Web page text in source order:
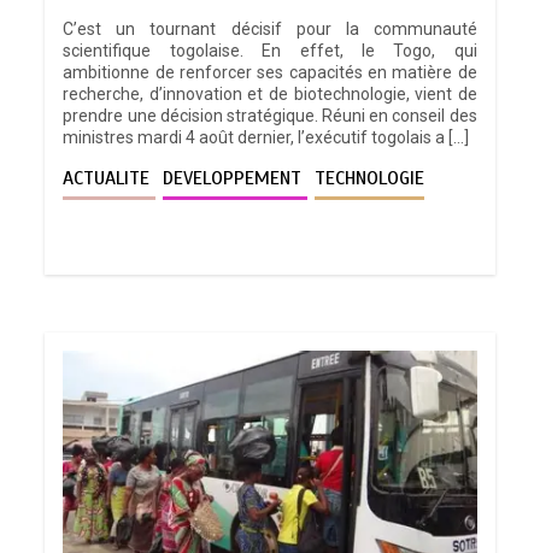
C’est un tournant décisif pour la communauté
scientifique togolaise. En effet, le Togo, qui
ambitionne de renforcer ses capacités en matière de
recherche, d’innovation et de biotechnologie, vient de
prendre une décision stratégique. Réuni en conseil des
ministres mardi 4 août dernier, l’exécutif togolais a […]
ACTUALITE DEVELOPPEMENT TECHNOLOGIE